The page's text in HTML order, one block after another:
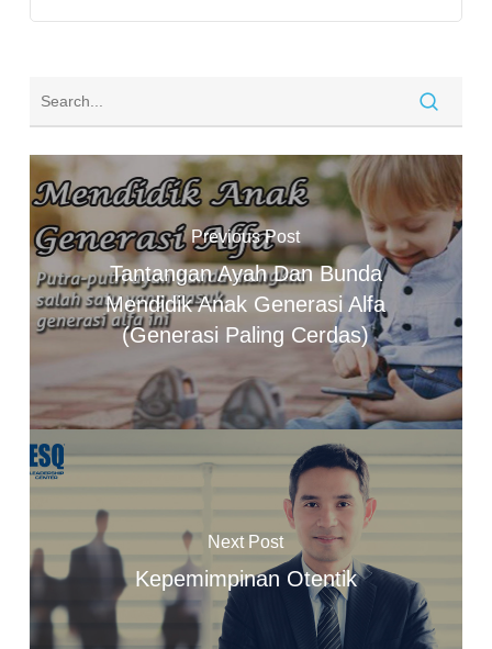
Previous Post
Tantangan Ayah Dan Bunda
Mendidik Anak Generasi Alfa
(Generasi Paling Cerdas)
Next Post
Kepemimpinan Otentik